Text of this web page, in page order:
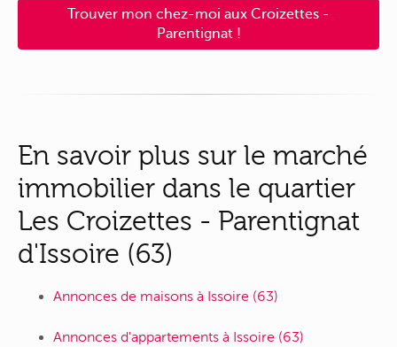
Trouver mon chez-moi aux Croizettes -
Parentignat !
En savoir plus sur le marché
immobilier dans le quartier
Les Croizettes - Parentignat
d'Issoire (63)
Annonces de maisons à Issoire (63)
Annonces d'appartements à Issoire (63)